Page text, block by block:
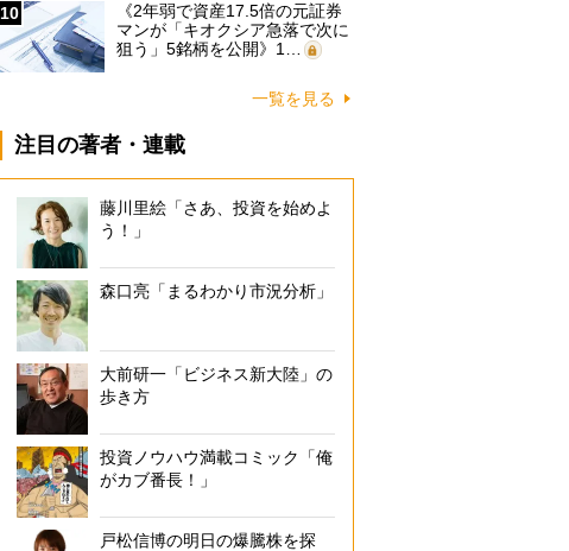
10
《2年弱で資産17.5倍の元証券
マンが「キオクシア急落で次に
狙う」5銘柄を公開》1…
一覧を見る
注目の著者・連載
藤川里絵「さあ、投資を始めよ
う！」
森口亮「まるわかり市況分析」
大前研一「ビジネス新大陸」の
歩き方
投資ノウハウ満載コミック「俺
がカブ番長！」
戸松信博の明日の爆騰株を探